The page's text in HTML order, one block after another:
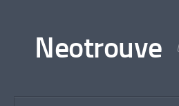
Neotrouve